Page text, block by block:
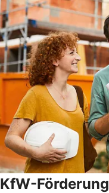
KfW-Förderung